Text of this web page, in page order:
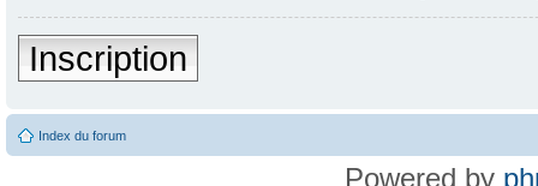
Inscription
Index du forum
Powered by